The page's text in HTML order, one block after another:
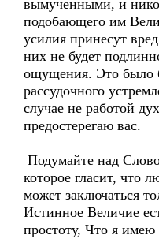
вымученными, и
подобающего им
усилия принесут
них не будет
ощущения. Это было
рассудочного
случае не работой
предостерегаю вас.
Подумайте над
которое гласит, что
может заключаться
Истинное Величие
простоту, Что я имею